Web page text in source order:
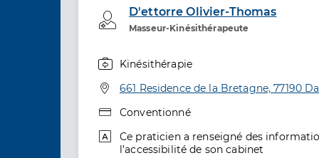
D'ettorre Olivier-Thomas
Masseur-Kinésithérapeute
Professionel de santé
Kinésithérapie
Adresse
661 Residence de la Bretagne, 77190
Type de convention
Conventionné
informations relatives à l’accessibilité
Ce praticien a renseigné des
l’accessibilité de son cabinet